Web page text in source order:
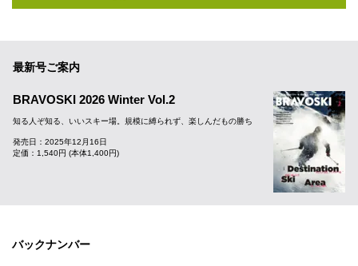
最新号ご案内
BRAVOSKI 2026 Winter Vol.2
知る人ぞ知る、いいスキー場。規模に縛られず、楽しんだもの勝ち
発売日：2025年12月16日
定価：1,540円 (本体1,400円)
バックナンバー